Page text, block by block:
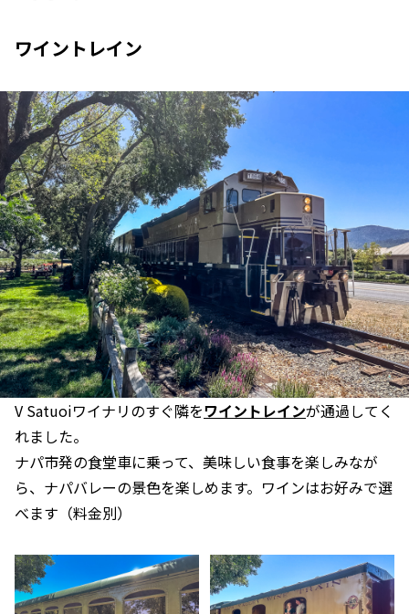
ワイントレイン
V Satuoiワイナリのすぐ隣をワイントレインが通過してく
れました。
ナパ市発の食堂車に乗って、美味しい食事を楽しみなが
ら、ナパバレーの景色を楽しめます。ワインはお好みで選
べます（料金別）